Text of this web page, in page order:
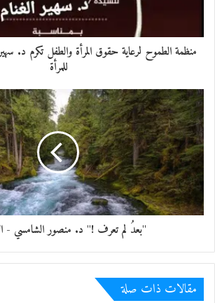
لأنتزع صمتك المتراوح
بين الجنون والمجون
أيتها المنحوتة
كجمال الإغريق الذائب
ألمس وجهك الحائر
المنهك
ونظراتك الزاىغة
الممتدة
إلى ما وراء المستحيل
لتهافت اللحظات
ممزوجة بتعابير الشوق
واحتضار الآه
ليسدل الستار
منظمة الطموح لرعاية حقوق المرأة والطفل تكرم د. سهير
للمرأة
"بعدُ لم تعرف !" د. منصور الشامسي -
مقالات ذات صلة